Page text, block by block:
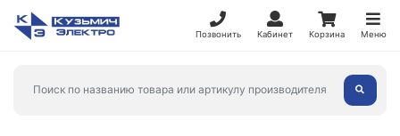
Позвонить Кабинет Корзина Меню